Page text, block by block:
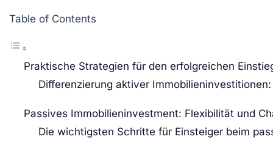
Table of Contents
Praktische Strategien für den erfolgreichen
Differenzierung aktiver
Passives Immobilieninvestment: Flexibilität und
Die wichtigsten Schritte für Einsteiger beim